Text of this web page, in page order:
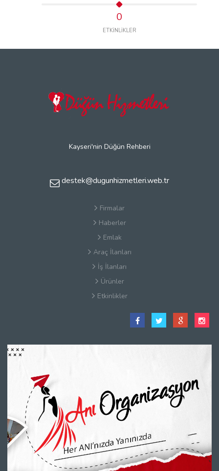
0
ETKİNLİKLER
Kayseri'nin Düğün Rehberi
destek@dugunhizmetleri.web.tr
Firmalar
Haberler
Emlak
Araç İlanları
İş İlanları
Ürünler
Etkinlikler
Satış Sözleşmesi
Hakkımızda
İletişim